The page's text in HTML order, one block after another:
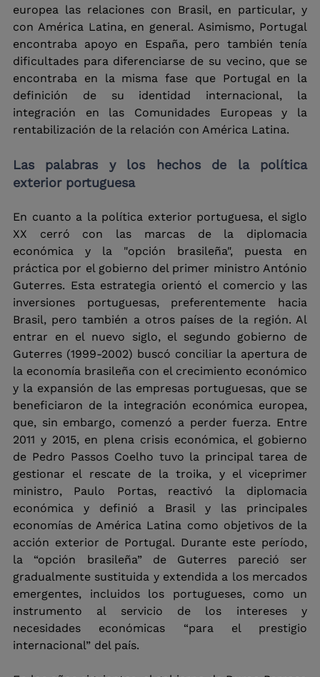
europea las relaciones con Brasil, en particular, y
con América Latina, en general. Asimismo, Portugal
encontraba apoyo en España, pero también tenía
dificultades para diferenciarse de su vecino, que se
encontraba en la misma fase que Portugal en la
definición de su identidad internacional, la
integración en las Comunidades Europeas y la
rentabilización de la relación con América Latina.
Las palabras y los hechos de la política
exterior portuguesa
En cuanto a la política exterior portuguesa, el siglo
XX cerró con las marcas de la diplomacia
económica y la "opción brasileña", puesta en
práctica por el gobierno del primer ministro António
Guterres. Esta estrategia orientó el comercio y las
inversiones portuguesas, preferentemente hacia
Brasil, pero también a otros países de la región. Al
entrar en el nuevo siglo, el segundo gobierno de
Guterres (1999-2002) buscó conciliar la apertura de
la economía brasileña con el crecimiento económico
y la expansión de las empresas portuguesas, que se
beneficiaron de la integración económica europea,
que, sin embargo, comenzó a perder fuerza. Entre
2011 y 2015, en plena crisis económica, el gobierno
de Pedro Passos Coelho tuvo la principal tarea de
gestionar el rescate de la troika, y el viceprimer
ministro, Paulo Portas, reactivó la diplomacia
económica y definió a Brasil y las principales
economías de América Latina como objetivos de la
acción exterior de Portugal. Durante este período,
la “opción brasileña” de Guterres pareció ser
gradualmente sustituida y extendida a los mercados
emergentes, incluidos los portugueses, como un
instrumento al servicio de los intereses y
necesidades económicas “para el prestigio
internacional” del país.